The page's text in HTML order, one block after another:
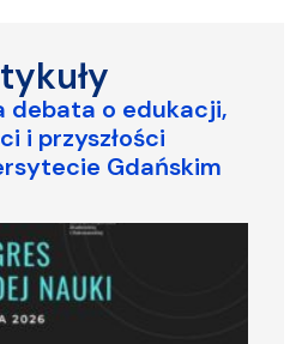
debata o edukacji,
i przyszłości
Gdańskim